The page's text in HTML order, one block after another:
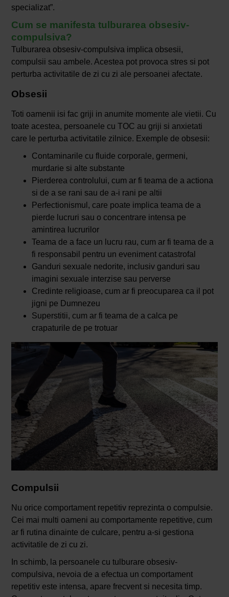
specializat”.
Cum se manifesta tulburarea obsesiv-
compulsiva?
Tulburarea obsesiv-compulsiva implica obsesii,
compulsii sau ambele. Acestea pot provoca stres si pot
perturba activitatile de zi cu zi ale persoanei afectate.
Obsesii
Toti oamenii isi fac griji in anumite momente ale vietii. Cu
toate acestea, persoanele cu TOC au griji si anxietati
care le perturba activitatile zilnice. Exemple de obsesii:
Contaminarile cu fluide corporale, germeni,
murdarie si alte substante
Pierderea controlului, cum ar fi teama de a actiona
si de a se rani sau de a-i rani pe altii
Perfectionismul, care poate implica teama de a
pierde lucruri sau o concentrare intensa pe
amintirea lucrurilor
Teama de a face un lucru rau, cum ar fi teama de a
fi responsabil pentru un eveniment catastrofal
Ganduri sexuale nedorite, inclusiv ganduri sau
imagini sexuale interzise sau perverse
Credinte religioase, cum ar fi preocuparea ca il pot
jigni pe Dumnezeu
Superstitii, cum ar fi teama de a calca pe
crapaturile de pe trotuar
Compulsii
Nu orice comportament repetitiv reprezinta o compulsie.
Cei mai multi oameni au comportamente repetitive, cum
ar fi rutina dinainte de culcare, pentru a-si gestiona
activitatile de zi cu zi.
In schimb, la persoanele cu tulburare obsesiv-
compulsiva, nevoia de a efectua un comportament
repetitiv este intensa, apare frecvent si necesita timp.